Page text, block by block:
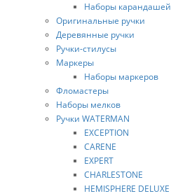
Наборы карандашей
Оригинальные ручки
Деревянные ручки
Ручки-стилусы
Маркеры
Наборы маркеров
Фломастеры
Наборы мелков
Ручки WATERMAN
EXCEPTION
CARENE
EXPERT
CHARLESTONE
HEMISPHERE DELUXE